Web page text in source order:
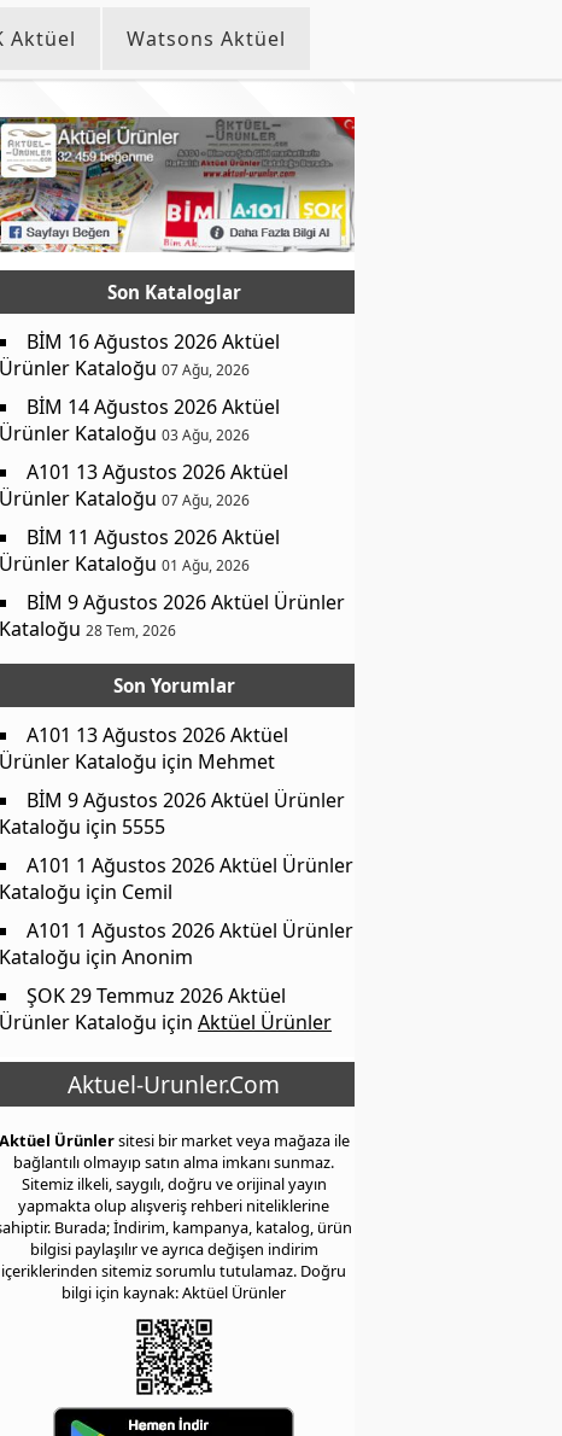
Aktüel Watsons Aktüel
Son Kataloglar
BİM 16 Ağustos 2026 Aktüel
Ürünler Kataloğu 07 Ağu, 2026
BİM 14 Ağustos 2026 Aktüel
Ürünler Kataloğu 03 Ağu, 2026
A101 13 Ağustos 2026 Aktüel
Ürünler Kataloğu 07 Ağu, 2026
BİM 11 Ağustos 2026 Aktüel
Ürünler Kataloğu 01 Ağu, 2026
BİM 9 Ağustos 2026 Aktüel Ürünler
Kataloğu 28 Tem, 2026
Son Yorumlar
A101 13 Ağustos 2026 Aktüel
Ürünler Kataloğu için Mehmet
BİM 9 Ağustos 2026 Aktüel Ürünler
Kataloğu için 5555
A101 1 Ağustos 2026 Aktüel Ürünler
Kataloğu için Cemil
A101 1 Ağustos 2026 Aktüel Ürünler
Kataloğu için Anonim
ŞOK 29 Temmuz 2026 Aktüel
Ürünler Kataloğu için Aktüel Ürünler
Aktuel-Urunler.Com
Aktüel Ürünlersitesi bir market veya mağaza ile
bağlantılı olmayıp satın alma imkanı sunmaz.
Sitemiz ilkeli, saygılı, doğru ve orijinal yayın
yapmakta olup alışveriş rehberi niteliklerine
Burada; İndirim, kampanya, katalog, ürün
bilgisi paylaşılır ve ayrıca değişen indirim
içeriklerinden sitemiz sorumlu tutulamaz. Doğru
bilgi için kaynak: Aktüel Ürünler